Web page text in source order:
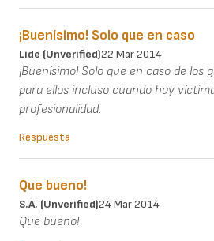
¡Buenísimo! Solo que en caso
Lide (unverified)22 Mar 2014
¡Buenísimo! Solo que en caso de los
para ellos incluso cuando hay
profesionalidad.
Respuesta
Que bueno!
S.A. (unverified)24 Mar 2014
Que bueno!